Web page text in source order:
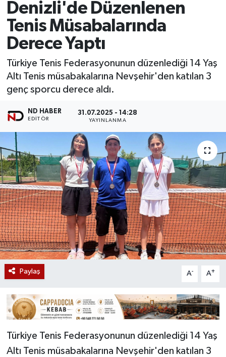
Denizli'de Düzenlenen
Tenis Müsabalarında
Derece Yaptı
Türkiye Tenis Federasyonunun düzenlediği 14 Yaş
Altı Tenis müsabakalarına Nevşehir'den katılan 3
genç sporcu derece aldı.
ND HABER
EDITÖR
31.07.2025 - 14:28
YAYINLANMA
Paylaş A- A+
Türkiye Tenis Federasyonunun düzenlediği 14 Yaş
Altı Tenis müsabakalarına Nevşehir'den katılan 3